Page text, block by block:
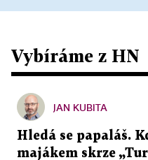
Vybíráme z HN
JAN KUBITA
Hledá se papaláš.
majákem skrze